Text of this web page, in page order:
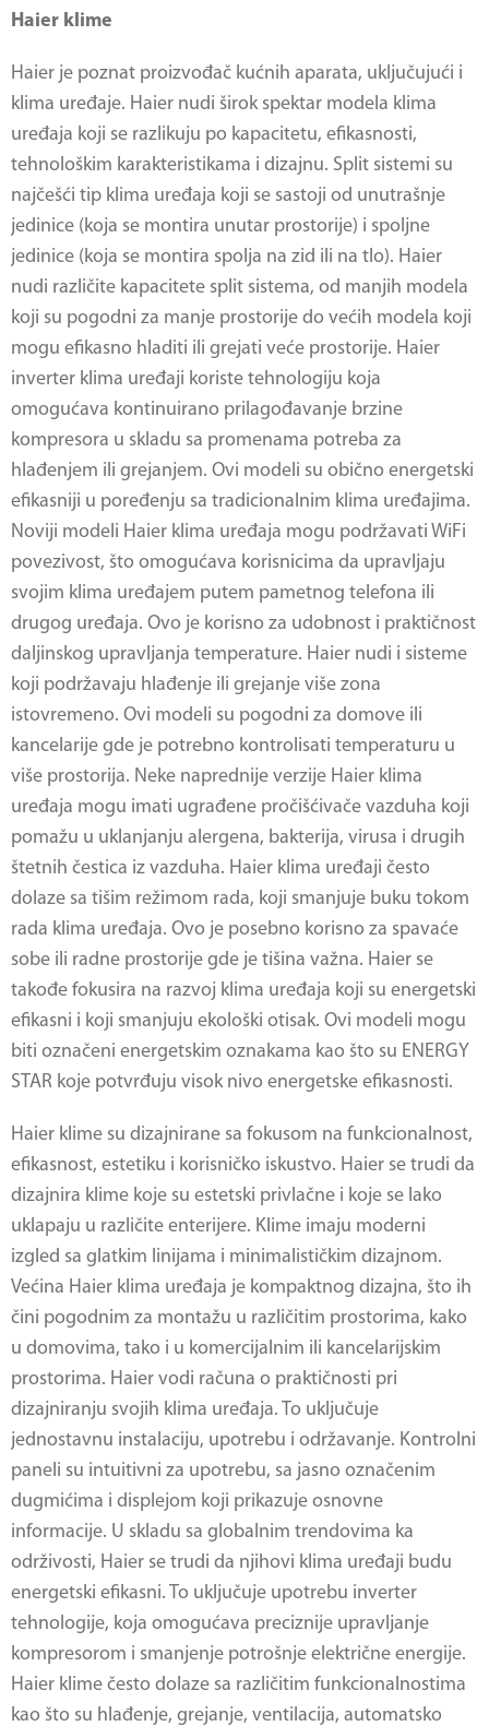
Haier klime
Haier je poznat proizvođač kućnih aparata, uključujući i
klima uređaje. Haier nudi širok spektar modela klima
uređaja koji se razlikuju po kapacitetu, efikasnosti,
tehnološkim karakteristikama i dizajnu. Split sistemi su
najčešći tip klima uređaja koji se sastoji od unutrašnje
jedinice (koja se montira unutar prostorije) i spoljne
jedinice (koja se montira spolja na zid ili na tlo). Haier
nudi različite kapacitete split sistema, od manjih modela
koji su pogodni za manje prostorije do većih modela koji
mogu efikasno hladiti ili grejati veće prostorije. Haier
inverter klima uređaji koriste tehnologiju koja
omogućava kontinuirano prilagođavanje brzine
kompresora u skladu sa promenama potreba za
hlađenjem ili grejanjem. Ovi modeli su obično energetski
efikasniji u poređenju sa tradicionalnim klima uređajima.
Noviji modeli Haier klima uređaja mogu podržavati WiFi
povezivost, što omogućava korisnicima da upravljaju
svojim klima uređajem putem pametnog telefona ili
drugog uređaja. Ovo je korisno za udobnost i praktičnost
daljinskog upravljanja temperature. Haier nudi i sisteme
koji podržavaju hlađenje ili grejanje više zona
istovremeno. Ovi modeli su pogodni za domove ili
kancelarije gde je potrebno kontrolisati temperaturu u
više prostorija. Neke naprednije verzije Haier klima
uređaja mogu imati ugrađene pročišćivače vazduha koji
pomažu u uklanjanju alergena, bakterija, virusa i drugih
štetnih čestica iz vazduha. Haier klima uređaji često
dolaze sa tišim režimom rada, koji smanjuje buku tokom
rada klima uređaja. Ovo je posebno korisno za spavaće
sobe ili radne prostorije gde je tišina važna. Haier se
takođe fokusira na razvoj klima uređaja koji su energetski
efikasni i koji smanjuju ekološki otisak. Ovi modeli mogu
biti označeni energetskim oznakama kao što su ENERGY
STAR koje potvrđuju visok nivo energetske efikasnosti.
Haier klime su dizajnirane sa fokusom na funkcionalnost,
efikasnost, estetiku i korisničko iskustvo. Haier se trudi da
dizajnira klime koje su estetski privlačne i koje se lako
uklapaju u različite enterijere. Klime imaju moderni
izgled sa glatkim linijama i minimalističkim dizajnom.
Većina Haier klima uređaja je kompaktnog dizajna, što ih
čini pogodnim za montažu u različitim prostorima, kako
u domovima, tako i u komercijalnim ili kancelarijskim
prostorima. Haier vodi računa o praktičnosti pri
dizajniranju svojih klima uređaja. To uključuje
jednostavnu instalaciju, upotrebu i održavanje. Kontrolni
paneli su intuitivni za upotrebu, sa jasno označenim
dugmićima i displejom koji prikazuje osnovne
informacije. U skladu sa globalnim trendovima ka
održivosti, Haier se trudi da njihovi klima uređaji budu
energetski efikasni. To uključuje upotrebu inverter
tehnologije, koja omogućava preciznije upravljanje
kompresorom i smanjenje potrošnje električne energije.
Haier klime često dolaze sa različitim funkcionalnostima
kao što su hlađenje, grejanje, ventilacija, automatsko